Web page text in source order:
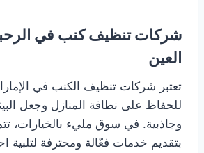
شركات تنظيف كنب في
العين
تعتبر شركات تنظيف الكنب في
للحفاظ على نظافة المنازل وجعل
وجاذبية. في سوق مليء بالخيارات،
بتقديم خدمات فعّالة ومحترفة لتلبية